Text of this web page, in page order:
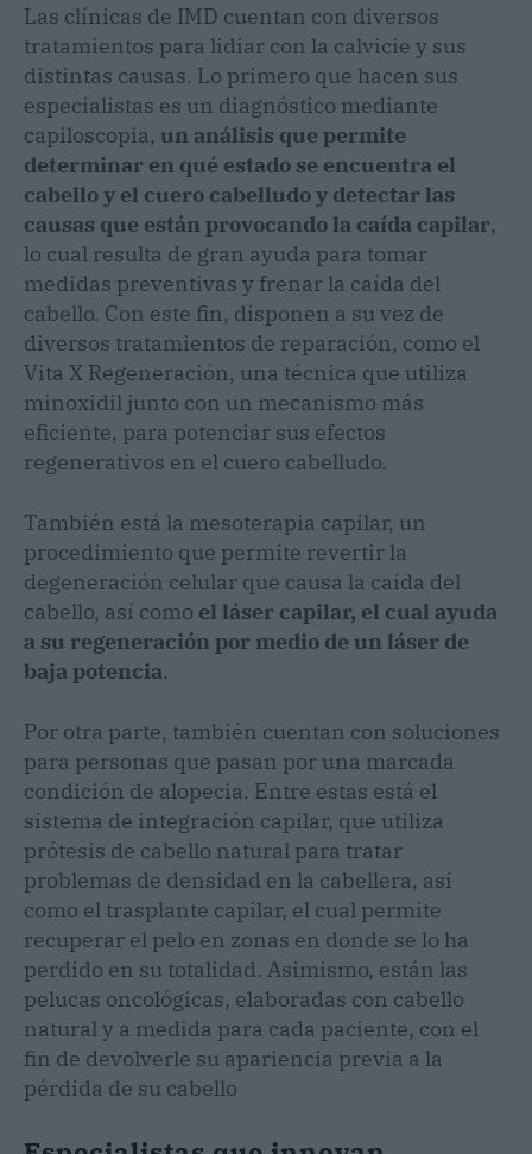
Las clínicas de IMD cuentan con diversos
tratamientos para lidiar con la calvicie y sus
distintas causas. Lo primero que hacen sus
especialistas es un diagnóstico mediante
capiloscopia, un análisis que permite
determinar en qué estado se encuentra el
cabello y el cuero cabelludo y detectar las
causas que están provocando la caída capilar,
lo cual resulta de gran ayuda para tomar
medidas preventivas y frenar la caída del
cabello. Con este fin, disponen a su vez de
diversos tratamientos de reparación, como el
Vita X Regeneración, una técnica que utiliza
minoxidil junto con un mecanismo más
eficiente, para potenciar sus efectos
regenerativos en el cuero cabelludo.
También está la mesoterapia capilar, un
procedimiento que permite revertir la
degeneración celular que causa la caída del
cabello, así como el láser capilar, el cual ayuda
a su regeneración por medio de un láser de
baja potencia.
Por otra parte, también cuentan con soluciones
para personas que pasan por una marcada
condición de alopecia. Entre estas está el
sistema de integración capilar, que utiliza
prótesis de cabello natural para tratar
problemas de densidad en la cabellera, así
como el trasplante capilar, el cual permite
recuperar el pelo en zonas en donde se lo ha
perdido en su totalidad. Asimismo, están las
pelucas oncológicas, elaboradas con cabello
natural y a medida para cada paciente, con el
fin de devolverle su apariencia previa a la
pérdida de su cabello